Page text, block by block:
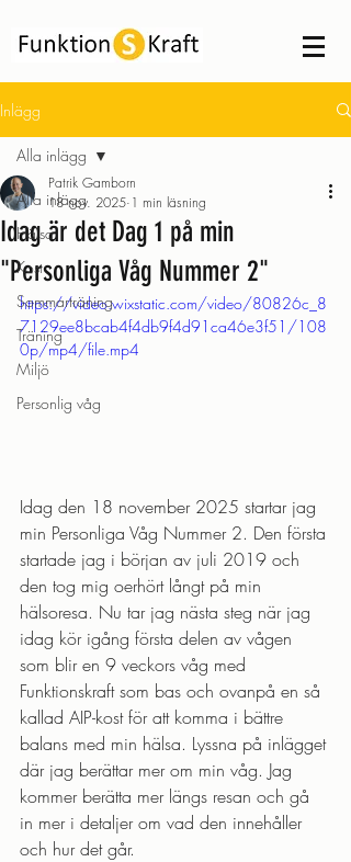
Inlägg
Alla inlägg
Hälsa
Kost
Sommarträning
Träning
Miljö
Personlig våg
Alla inlägg
Idag är det Dag 1 på min
"Personliga Våg Nummer 2"
Patrik Gamborn
18 nov. 2025 1 min läsning
https://video.wixstatic.com/video/80826c_8
7129ee8bcab4f4db9f4d91ca46e3f51/108
0p/mp4/file.mp4
Idag den 18 november 2025 startar jag
min Personliga Våg Nummer 2. Den första
startade jag i början av juli 2019 och
den tog mig oerhört långt på min
hälsoresa. Nu tar jag nästa steg när jag
idag kör igång första delen av vågen
som blir en 9 veckors våg med
Funktionskraft som bas och ovanpå en så
kallad AIP-kost för att komma i bättre
balans med min hälsa. Lyssna på inlägget
där jag berättar mer om min våg. Jag
kommer berätta mer längs resan och gå
in mer i detaljer om vad den innehåller
och hur det går.